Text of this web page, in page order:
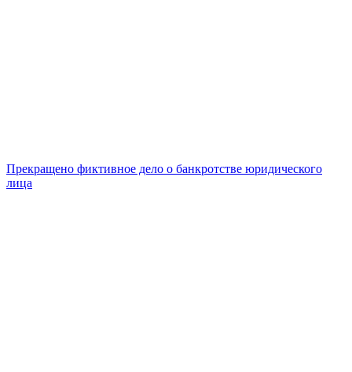
Прекращено фиктивное дело о банкротстве юридического
лица